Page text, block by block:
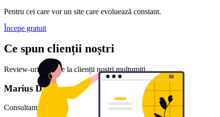
Pentru cei care vor un site care evoluează constant.
Începe gratuit
Ce spun clienții noștri
Review-uri reale de la clienții noștri mulțumiți
Marius D.
Consultant financiar